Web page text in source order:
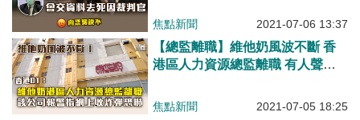
焦點新聞 2021-07-06 13:37
【總監離職】維他奶風波不斷 香
港區人力資源總監離職 有人聲稱
焦點新聞 2021-07-05 18:25